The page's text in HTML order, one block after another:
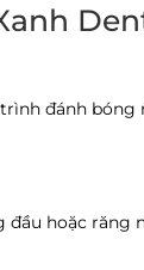
đánh bóng
đầu hoặc răng